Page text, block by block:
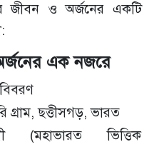
জীবন ও অর্জনের একটি
এক নজরে
গ্রাম, ছত্তীসগড়, ভারত
(মহাভারত ভিত্তিক